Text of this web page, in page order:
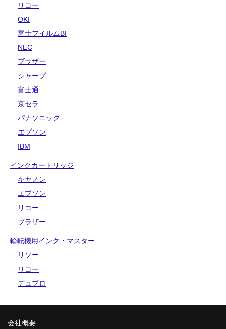
リコー
OKI
富士フイルムBI
NEC
ブラザー
シャープ
富士通
京セラ
パナソニック
エプソン
IBM
インクカートリッジ
キヤノン
エプソン
リコー
ブラザー
輪転機用インク・マスター
リソー
リコー
デュプロ
会社概要